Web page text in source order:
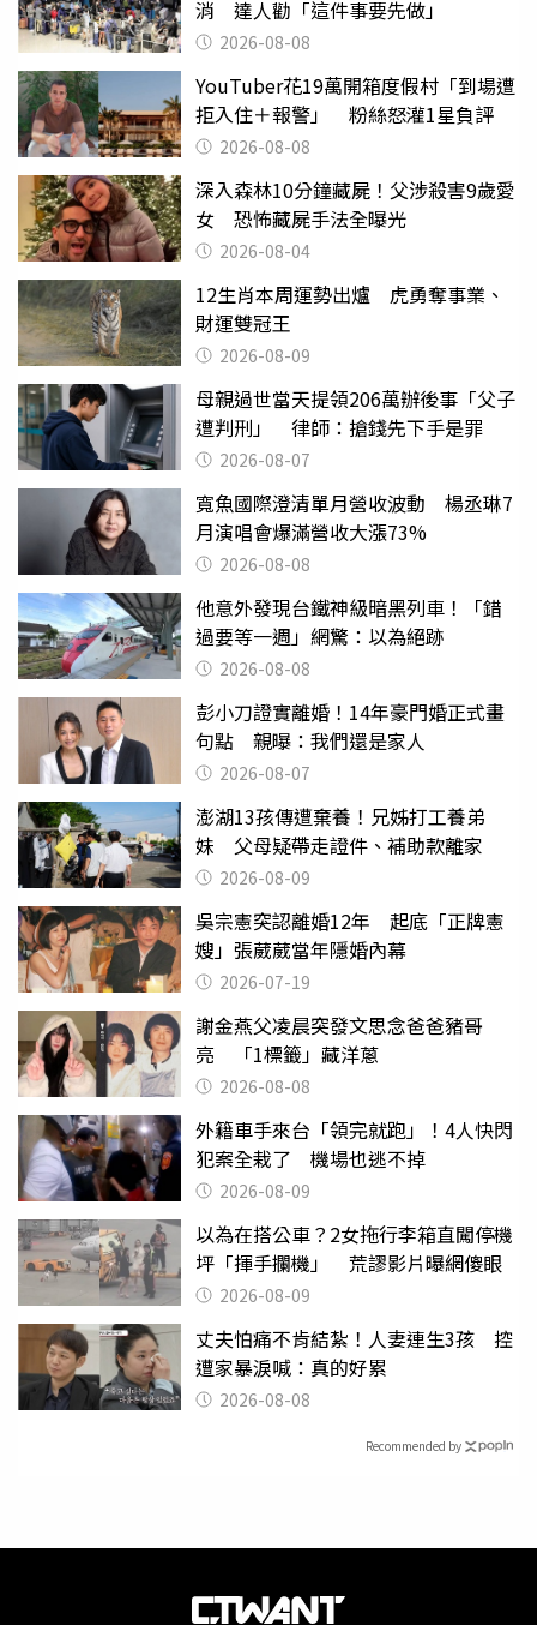
消 達人勸「這件事要先做」
2026-08-08
YouTuber花19萬開箱度假村「到場遭
拒入住＋報警」 粉絲怒灌1星負評
2026-08-08
深入森林10分鐘藏屍！父涉殺害9歲愛
女 恐怖藏屍手法全曝光
2026-08-04
12生肖本周運勢出爐 虎勇奪事業、
財運雙冠王
2026-08-09
母親過世當天提領206萬辦後事「父子
遭判刑」 律師：搶錢先下手是罪
2026-08-07
寬魚國際澄清單月營收波動 楊丞琳7
月演唱會爆滿營收大漲73%
2026-08-08
他意外發現台鐵神級暗黑列車！「錯
過要等一週」網驚：以為絕跡
2026-08-08
彭小刀證實離婚！14年豪門婚正式畫
句點 親曝：我們還是家人
2026-08-07
澎湖13孩傳遭棄養！兄姊打工養弟
妹 父母疑帶走證件、補助款離家
2026-08-09
吳宗憲突認離婚12年 起底「正牌憲
嫂」張葳葳當年隱婚內幕
2026-07-19
謝金燕父凌晨突發文思念爸爸豬哥
亮 「1標籤」藏洋蔥
2026-08-08
外籍車手來台「領完就跑」！4人快閃
犯案全栽了 機場也逃不掉
2026-08-09
以為在搭公車？2女拖行李箱直闖停機
坪「揮手攔機」 荒謬影片曝網傻眼
2026-08-09
丈夫怕痛不肯結紮！人妻連生3孩 控
遭家暴淚喊：真的好累
2026-08-08
Recommended by